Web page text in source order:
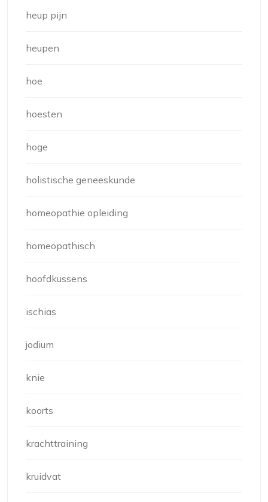
heup pijn
heupen
hoe
hoesten
hoge
holistische geneeskunde
homeopathie opleiding
homeopathisch
hoofdkussens
ischias
jodium
knie
koorts
krachttraining
kruidvat